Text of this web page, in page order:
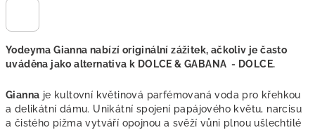
Yodeyma Giannanabízí originální zážitek, ačkoliv je často
uváděna jako alternativa k DOLCE & GABANA - DOLCE.
Gianna je kultovní květinová parfémovaná voda pro křehkou
a delikátní dámu. Unikátní spojení papájového květu, narcisu
a čistého pižma vytváří opojnou a svěží vůni plnou ušlechtilé